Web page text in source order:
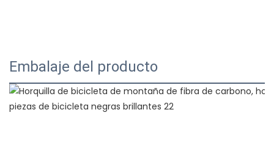
Embalaje del producto